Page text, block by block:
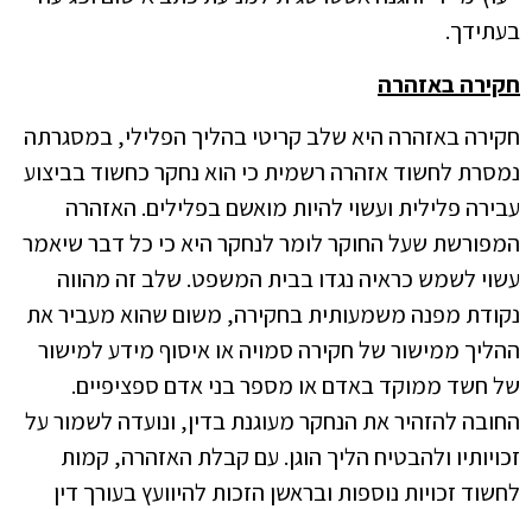
בעתידך.
חקירה באזהרה
חקירה באזהרה היא שלב קריטי בהליך הפלילי, במסגרתה
נמסרת לחשוד אזהרה רשמית כי הוא נחקר כחשוד בביצוע
עבירה פלילית ועשוי להיות מואשם בפלילים. האזהרה
המפורשת שעל החוקר לומר לנחקר היא כי כל דבר שיאמר
עשוי לשמש כראיה נגדו בבית המשפט. שלב זה מהווה
נקודת מפנה משמעותית בחקירה, משום שהוא מעביר את
ההליך ממישור של חקירה סמויה או איסוף מידע למישור
של חשד ממוקד באדם או מספר בני אדם ספציפיים.
החובה להזהיר את הנחקר מעוגנת בדין, ונועדה לשמור על
זכויותיו ולהבטיח הליך הוגן. עם קבלת האזהרה, קמות
לחשוד זכויות נוספות ובראשן הזכות להיוועץ בעורך דין